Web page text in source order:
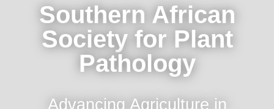
Southern African
Society for Plant
Pathology
Advancing Agriculture in